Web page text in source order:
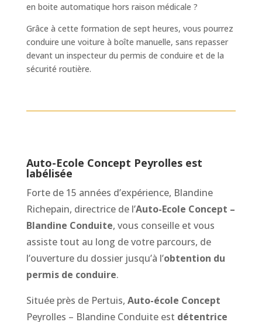
en boite automatique hors raison médicale ?
Grâce à cette formation de sept heures, vous pourrez
conduire une voiture à boîte manuelle, sans repasser
devant un inspecteur du permis de conduire et de la
sécurité routière.
Auto-Ecole Concept Peyrolles est
labélisée
Forte de 15 années d’expérience, Blandine
Richepain, directrice de l’Auto-Ecole Concept –
Blandine Conduite, vous conseille et vous
assiste tout au long de votre parcours, de
l’ouverture du dossier jusqu’à l’obtention du
permis de conduire.
Située près de Pertuis, Auto-école Concept
Peyrolles – Blandine Conduite est détentrice